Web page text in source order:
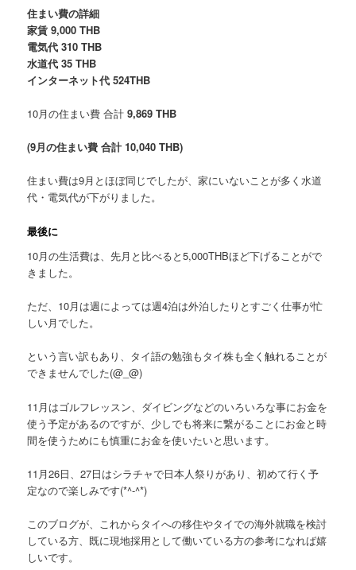
住まい費の詳細
家賃 9,000 THB
電気代 310 THB
水道代 35 THB
インターネット代 524THB
10月の住まい費 合計9,869 THB
(9月の住まい費 合計 10,040 THB)
住まい費は9月とほぼ同じでしたが、家にいないことが多く水道
代・電気代が下がりました。
最後に
10月の生活費は、先月と比べると5,000THBほど下げることがで
きました。
ただ、10月は週によっては週4泊は外泊したりとすごく仕事が忙
しい月でした。
という言い訳もあり、タイ語の勉強もタイ株も全く触れることが
できませんでした(@_@)
11月はゴルフレッスン、ダイビングなどのいろいろな事にお金を
使う予定があるのですが、少しでも将来に繋がることにお金と時
間を使うためにも慎重にお金を使いたいと思います。
11月26日、27日はシラチャで日本人祭りがあり、初めて行く予
定なので楽しみです(*^-^*)
このブログが、これからタイへの移住やタイでの海外就職を検討
している方、既に現地採用として働いている方の参考になれば嬉
しいです。